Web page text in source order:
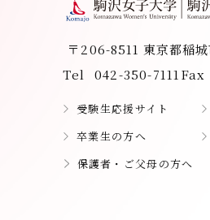
〒206-8511 東京都稲
Tel
042-350-7111Fax
受験生応援サイト
卒業生の方へ
保護者・ご父母の方へ